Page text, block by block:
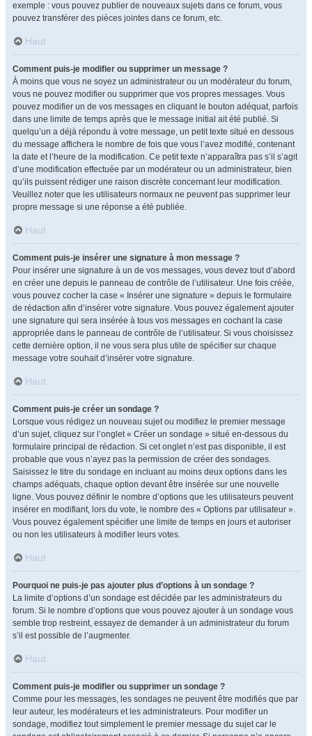
exemple : vous pouvez publier de nouveaux sujets dans ce forum, vous
pouvez transférer des pièces jointes dans ce forum, etc.
Haut
Comment puis-je modifier ou supprimer un message ?
À moins que vous ne soyez un administrateur ou un modérateur du forum,
vous ne pouvez modifier ou supprimer que vos propres messages. Vous
pouvez modifier un de vos messages en cliquant le bouton adéquat, parfois
dans une limite de temps après que le message initial ait été publié. Si
quelqu’un a déjà répondu à votre message, un petit texte situé en dessous
du message affichera le nombre de fois que vous l’avez modifié, contenant
la date et l’heure de la modification. Ce petit texte n’apparaîtra pas s’il s’agit
d’une modification effectuée par un modérateur ou un administrateur, bien
qu’ils puissent rédiger une raison discrète concernant leur modification.
Veuillez noter que les utilisateurs normaux ne peuvent pas supprimer leur
propre message si une réponse a été publiée.
Haut
Comment puis-je insérer une signature à mon message ?
Pour insérer une signature à un de vos messages, vous devez tout d’abord
en créer une depuis le panneau de contrôle de l’utilisateur. Une fois créée,
vous pouvez cocher la case « Insérer une signature » depuis le formulaire
de rédaction afin d’insérer votre signature. Vous pouvez également ajouter
une signature qui sera insérée à tous vos messages en cochant la case
appropriée dans le panneau de contrôle de l’utilisateur. Si vous choisissez
cette dernière option, il ne vous sera plus utile de spécifier sur chaque
message votre souhait d’insérer votre signature.
Haut
Comment puis-je créer un sondage ?
Lorsque vous rédigez un nouveau sujet ou modifiez le premier message
d’un sujet, cliquez sur l’onglet « Créer un sondage » situé en-dessous du
formulaire principal de rédaction. Si cet onglet n’est pas disponible, il est
probable que vous n’ayez pas la permission de créer des sondages.
Saisissez le titre du sondage en incluant au moins deux options dans les
champs adéquats, chaque option devant être insérée sur une nouvelle
ligne. Vous pouvez définir le nombre d’options que les utilisateurs peuvent
insérer en modifiant, lors du vote, le nombre des « Options par utilisateur ».
Vous pouvez également spécifier une limite de temps en jours et autoriser
ou non les utilisateurs à modifier leurs votes.
Haut
Pourquoi ne puis-je pas ajouter plus d’options à un sondage ?
La limite d’options d’un sondage est décidée par les administrateurs du
forum. Si le nombre d’options que vous pouvez ajouter à un sondage vous
semble trop restreint, essayez de demander à un administrateur du forum
s’il est possible de l’augmenter.
Haut
Comment puis-je modifier ou supprimer un sondage ?
Comme pour les messages, les sondages ne peuvent être modifiés que par
leur auteur, les modérateurs et les administrateurs. Pour modifier un
sondage, modifiez tout simplement le premier message du sujet car le